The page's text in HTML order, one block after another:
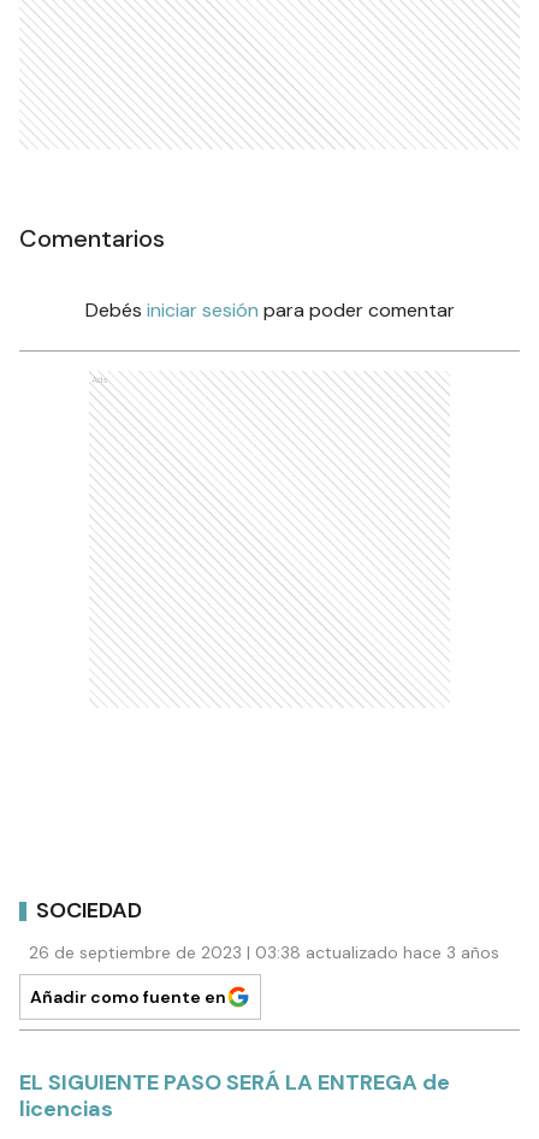
Comentarios
Debés iniciar sesión para poder comentar
Ads
SOCIEDAD
26 de septiembre de 2023 | 03:38 actualizado hace 3 años
Añadir como fuente en
EL SIGUIENTE PASO SERÁ LA ENTREGA de
licencias